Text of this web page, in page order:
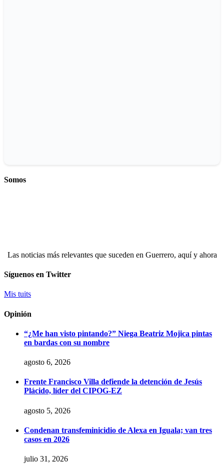
Somos
Las noticias más relevantes que suceden en Guerrero, aquí y ahora
Síguenos en Twitter
Mis tuits
Opinión
“¿Me han visto pintando?” Niega Beatriz Mojica pintas
en bardas con su nombre
agosto 6, 2026
Frente Francisco Villa defiende la detención de Jesús
Plácido, líder del CIPOG-EZ
agosto 5, 2026
Condenan transfeminicidio de Alexa en Iguala; van tres
casos en 2026
julio 31, 2026